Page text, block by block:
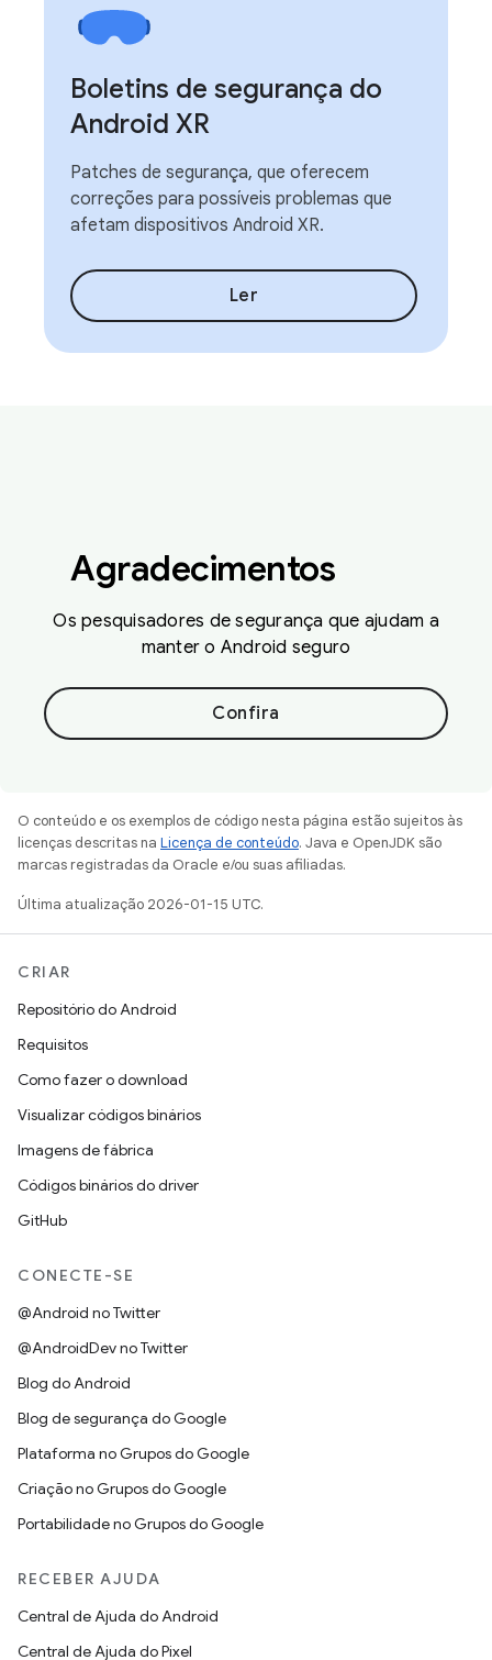
Boletins de segurança do
Android XR
Patches de segurança, que oferecem
correções para possíveis problemas que
afetam dispositivos Android XR.
Ler
Agradecimentos
Os pesquisadores de segurança que ajudam a
manter o Android seguro
Confira
O conteúdo e os exemplos de código nesta página estão sujeitos às
licenças descritas na Licença de conteúdo. Java e OpenJDK são
marcas registradas da Oracle e/ou suas afiliadas.
Última atualização 2026-01-15 UTC.
CRIAR
Repositório do Android
Requisitos
Como fazer o download
Visualizar códigos binários
Imagens de fábrica
Códigos binários do driver
GitHub
CONECTE-SE
@Android no Twitter
@AndroidDev no Twitter
Blog do Android
Blog de segurança do Google
Plataforma no Grupos do Google
Criação no Grupos do Google
Portabilidade no Grupos do Google
RECEBER AJUDA
Central de Ajuda do Android
Central de Ajuda do Pixel